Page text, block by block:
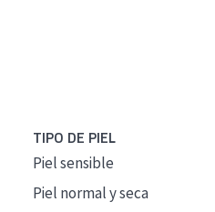
TIPO DE PIEL
Piel sensible
Piel normal y seca